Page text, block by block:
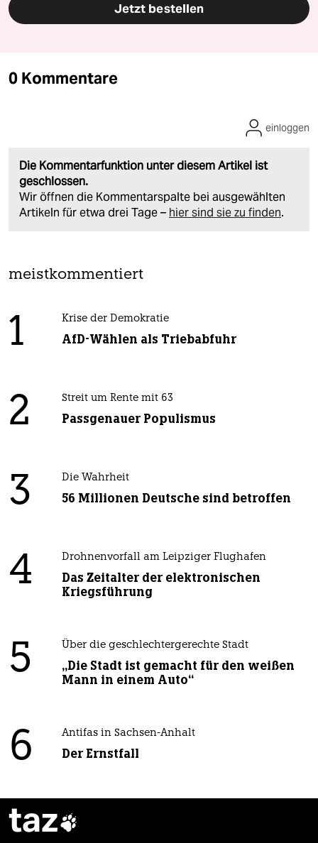
Jetzt bestellen
0 Kommentare
Die Kommentarfunktion unter diesem Artikel ist
geschlossen.
Wir öffnen die Kommentarspalte bei ausgewählten
Artikeln für etwa drei Tage – hier sind sie zu finden.
einloggen
meistkommentiert
1 Krise der Demokratie
AfD-Wählen als Triebabfuhr
2 Streit um Rente mit 63
Passgenauer Populismus
3 Die Wahrheit
56 Millionen Deutsche sind betroffen
4 Drohnenvorfall am Leipziger Flughafen
Das Zeitalter der elektronischen
Kriegsführung
5 Über die geschlechtergerechte Stadt
„Die Stadt ist gemacht für den weißen
Mann in einem Auto“
6 Antifas in Sachsen-Anhalt
Der Ernstfall
taz